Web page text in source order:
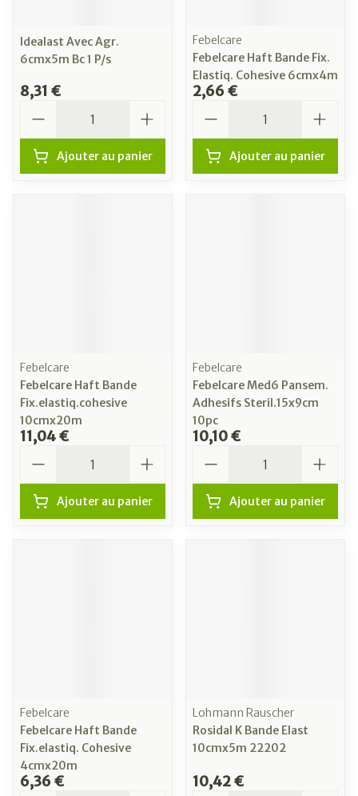
Idealast Avec Agr.
6cmx5m Bc 1 P/s
8,31 €
Ajouter au panier
Febelcare
Febelcare Haft Bande Fix.
Elastiq. Cohesive 6cmx4m
2,66 €
Ajouter au panier
Febelcare
Febelcare Haft Bande
Fix.elastiq.cohesive
10cmx20m
11,04 €
Ajouter au panier
Febelcare
Febelcare Med6 Pansem.
Adhesifs Steril.15x9cm
10pc
10,10 €
Ajouter au panier
Febelcare
Febelcare Haft Bande
Fix.elastiq. Cohesive
4cmx20m
6,36 €
Lohmann Rauscher
Rosidal K Bande Elast
10cmx5m 22202
10,42 €